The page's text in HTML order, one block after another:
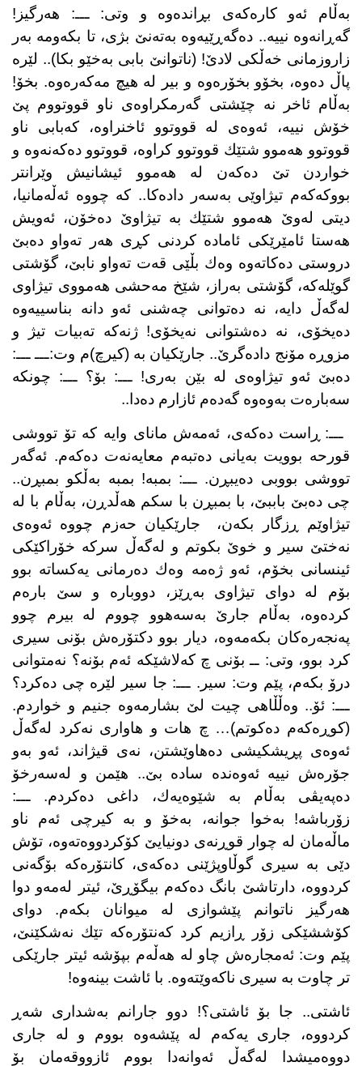
بەڵام ئەو كارەكەی بڕاندەوە و وتی: ـــ: هەرگیز!
گەڕانەوە نییە.. دەگەڕێیەوە بەتەنێ بژی، تا بكەومە بەر
زاروزمانی خەڵكی لادێ! (ناتوانێ بابی بەخێو بكا).. لێرە
پاڵ دەوە، بخۆو بخۆرەوە و بیر لە هیچ مەكەرەوە. بخۆ!
بەڵام ئاخر نە چێشتی گەرمكراوەی ناو قووتووم پێ
خۆش نییە، ئەوەی لە قووتوو ئاخنراوە، كەبابی ناو
قووتوو هەموو شتێك قووتوو كراوە، قووتوو دەكەنەوە و
خواردن تێ دەكەن لە هەموو ئیشانیش وێرانتر
بووكەكەم تیژاوێی بەسەر دادەكا.. كە چووە ئەڵەمانیا،
دیتی لەوێ هەموو شتێك بە تیژاوێ دەخۆن، ئەویش
هەستا ئامێرێكی ئامادە كردنی كڕی هەر تەواو دەبێ
دروستی دەكاتەوە وەك بڵێی قەت تەواو نابێ، گۆشتی
گوێلەكە، گۆشتی بەراز، شێخ مەحشی هەمووی تیژاوی
لەگەڵ دایە، نە دەتوانی چەشنی ئەو دانە بناسییه‌وه‌
دەیخۆی، نە دەشتوانی نەیخۆی! ژنەكە تەبیات تیژ و
مزوڕە مۆنج دادەگرێ.. جارێكیان بە (كیرچ)م وت:ـــ ـــ:
دەبێ ئەو تیژاوەی لە بێن بەری! ـــ: بۆ؟ ـــ: چونكە
سەبارەت بەوەوە گەدەم ئازارم دەدا..
ـــ: ڕاست دەكەی، ئەمەش مانای وایە كە تۆ تووشی
قورحە بوویت بەیانی دەتبەم معایەنەت دەكەم. ئەگەر
تووشی بووبی دەیبڕن. ـــ: بمبە! بمبە بەڵكو بمبڕن..
چی دەبێ باببێ، با بمبڕن با سكم هەڵدڕن، بەڵام با لە
تیژاوێم ڕزگار بكەن،
جارێكیان حەزم چووە ئەوەی
نەختێ سیر و خوێ بكوتم و لەگەڵ سركە خۆراكێكی
ئینسانی بخۆم، ئەو ژەمە وەك دەرمانی یەكساتە بوو
بۆم لە دوای تیژاوی بەڕێز، دووبارە و سێ بارەم
كردەوە، بەڵام جارێ بەسەهوو چووم لە بیرم چوو
پەنجەرەكان بكەمەوە، دیار بوو دكتۆرەش بۆنی سیری
كرد بوو، وتی: ــ بۆنی چ كەلاشێكە ئەم بۆنە؟ نەمتوانی
درۆ بكەم، پێم وت: سیر. ـــ: جا سیر لێرە چی دەكرد؟
ـــ: ئۆ.. وەڵڵاهی چیت لێ بشارمەوە جنیم و خواردم.
(كوڕەكەم دەكوتم)… چ هات و هاواری نەكرد لەگەڵ
ئەوەی پڕیشكیشی دەهاوێشتن، نەی قیژاند، ئەو بەو
جۆرەش نییە ئەوەندە سادە بێ.. هێمن و لەسەرخۆ
دەپەیڤی بەڵام بە شێوەیەك، داغی دەكردم. ـــ:
زۆرباشە! بەخوا جوانە، بەخۆ و بە كیرچی ئەم ناو
ماڵەمان لە چوار قوڕنەی دونیایێ كۆكردووه‌تەوە، تۆش
دێی بە سیری گوڵاوپژێنی دەكەی، كانتۆرەكە بۆگەنی
كردووە، دارتاشێ بانگ دەكەم بیگۆڕێ، ئیتر لەمەو دوا
هەرگیز ناتوانم پێشوازی له‌ میوانان بكەم. دوای
كۆششێكی زۆر ڕازیم كرد كەنتۆرەكە تێك نەشكێنێ،
پێم وت: ئەمجارەش چاو لە هەڵەم بپۆشە ئیتر جارێكی
تر چاوت بە سیری ناكەوێتەوە. با ئاشت بینەوە!
ئاشتی.. جا بۆ ئاشتی؟! دوو جارانم بەشداری شەڕ
كردووە، جاری یەكەم لە پێشەوە بووم و لە جاری
دووەمیشدا لەگەڵ ئەوانەدا بووم ئازووقەمان بۆ